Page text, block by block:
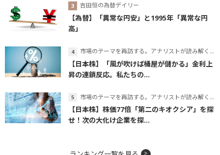
吉田恒の為替デイリー
【為替】「異常な円安」と1995年「異常な円
高」
市場のテーマを再訪する。アナリストが読み解くテーマの本質
【日本株】「風が吹けば桶屋が儲かる」金利上
昇の連鎖反応。私たちの...
市場のテーマを再訪する。アナリストが読み解くテーマの本質
【日本株】株価77倍「第二のキオクシア」を探
せ！次の大化け企業を探...